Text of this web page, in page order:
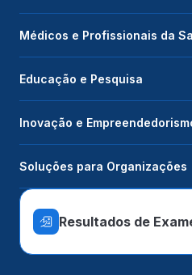
Médicos e Profissionais da
Educação e Pesquisa
Inovação e
Soluções para Organizações
Resultados de